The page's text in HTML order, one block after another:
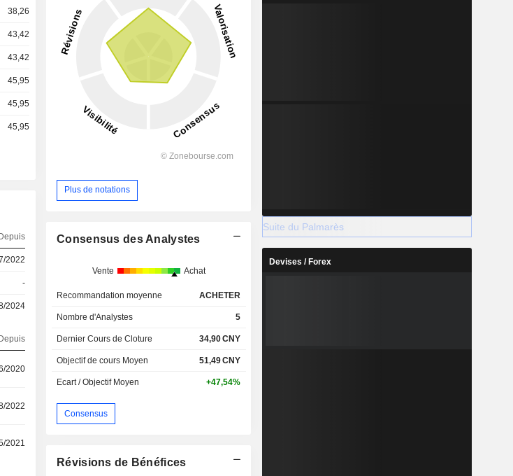
38,26
43,42
43,42
45,95
45,95
45,95
Depuis
2022
-
2024
Depuis
2020
2022
2021
Plus de notations
Consensus des Analystes
Vente Achat
Recommandation moyenne ACHETER
Nombre d'Analystes 5
Dernier Cours de Cloture 34,90CNY
Objectif de cours Moyen 51,49CNY
Ecart / Objectif Moyen +47,54%
Consensus
Révisions de Bénéfices
Suite du Palmarès
Devises / Forex